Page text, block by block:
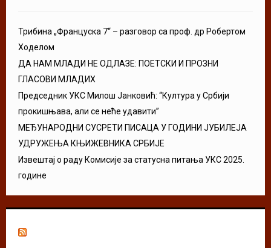
Трибина „Француска 7“ – разговор са проф. др Робертом
Ходелом
ДА НАМ МЛАДИ НЕ ОДЛАЗЕ: ПОЕТСКИ И ПРОЗНИ
ГЛАСОВИ МЛАДИХ
Председник УКС Милош Јанковић: “Култура у Србији
прокишњава, али се неће удавити”
МЕЂУНАРОДНИ СУСРЕТИ ПИСАЦА У ГОДИНИ ЈУБИЛЕЈА
УДРУЖЕЊА КЊИЖЕВНИКА СРБИЈЕ
Извештај о раду Комисије за статусна питања УКС 2025.
године